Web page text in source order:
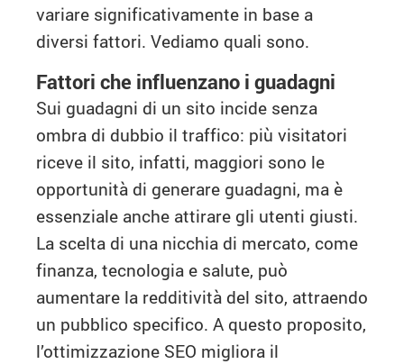
variare significativamente in base a
diversi fattori. Vediamo quali sono.
Fattori che influenzano i guadagni
Sui guadagni di un sito incide senza
ombra di dubbio il traffico: più visitatori
riceve il sito, infatti, maggiori sono le
opportunità di generare guadagni, ma è
essenziale anche attirare gli utenti giusti.
La scelta di una nicchia di mercato, come
finanza, tecnologia e salute, può
aumentare la redditività del sito, attraendo
un pubblico specifico. A questo proposito,
l’ottimizzazione SEO migliora il